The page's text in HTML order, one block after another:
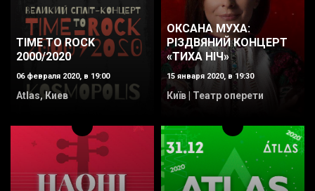
TIME TO ROCK
2000/2020
06 февраля 2020, в 19:00
Atlas, Киев
ОКСАНА МУХА:
РІЗДВЯНИЙ КОНЦЕРТ
«ТИХА НІЧ»
15 января 2020, в 19:30
Київ | Театр оперети